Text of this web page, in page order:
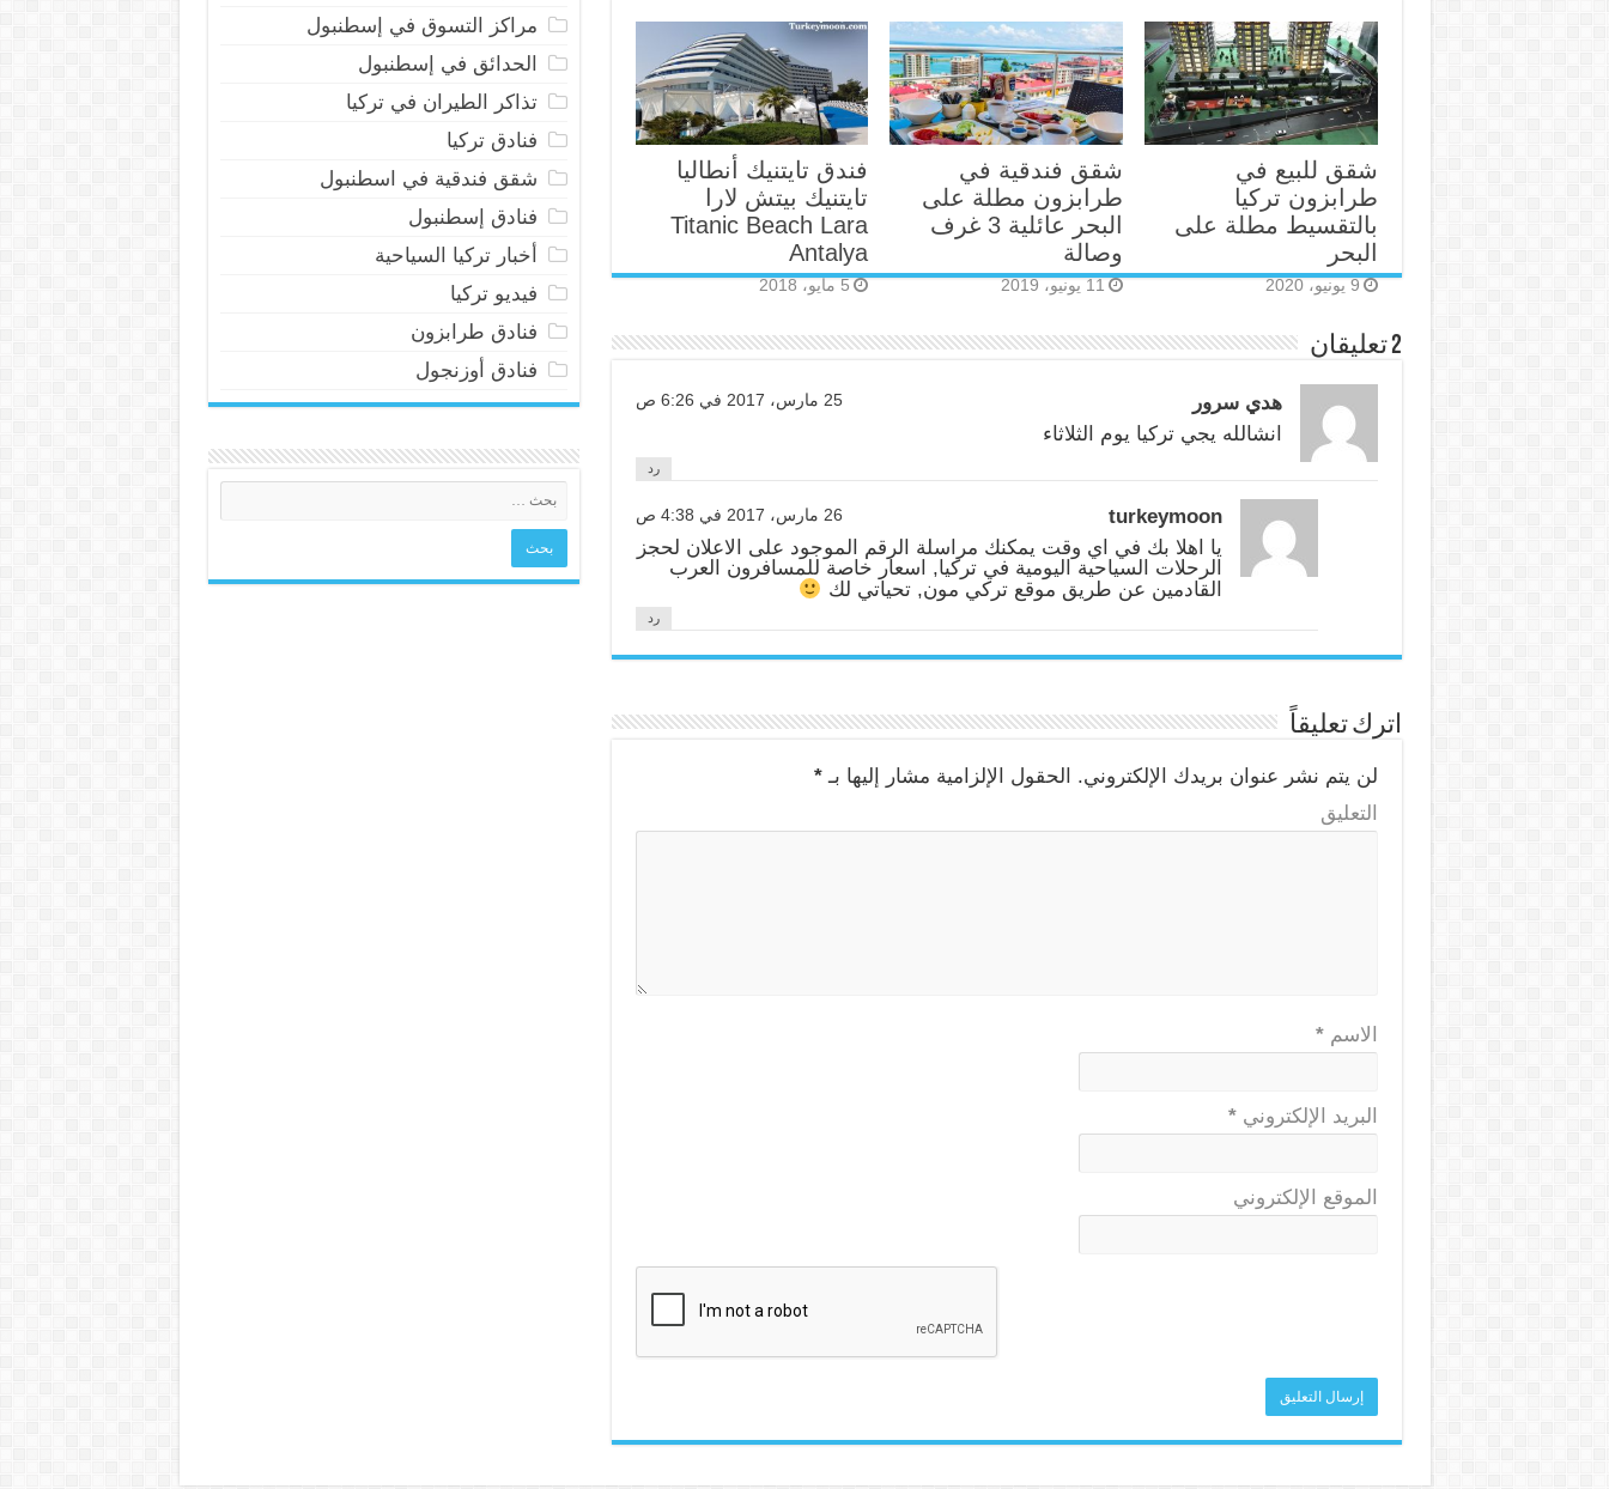
شقق للبيع في
طرابزون تركيا
بالتقسيط مطلة على
البحر
9 يونيو، 2020
شقق فندقية في
طرابزون مطلة على
البحر عائلية 3 غرف
وصالة
11 يونيو، 2019
فندق تايتنيك أنطاليا
تايتنيك بيتش لارا
Titanic Beach Lara
Antalya
5 مايو، 2018
2 تعليقان
هدي سرور 25 مارس، 2017 في 6:26 ص
انشالله يجي تركيا يوم الثلاثاء
رد
turkeymoon 26 مارس، 2017 في 4:38 ص
يا اهلا بك في اي وقت يمكنك مراسلة الرقم الموجود على الاعلان لحجز
الرحلات السياحية اليومية في تركيا, اسعار خاصة للمسافرون العرب
القادمين عن طريق موقع تركي مون, تحياتي لك
رد
اترك تعليقاً
لن يتم نشر عنوان بريدك الإلكتروني. الحقول الإلزامية مشار إليها بـ*
التعليق
الاسم*
البريد الإلكتروني*
الموقع الإلكتروني
مراكز التسوق في إسطنبول
الحدائق في إسطنبول
تذاكر الطيران في تركيا
فنادق تركيا
شقق فندقية في اسطنبول
فنادق إسطنبول
أخبار تركيا السياحية
فيديو تركيا
فنادق طرابزون
فنادق أوزنجول